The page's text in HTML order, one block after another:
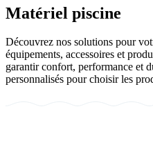
Matériel piscine
Découvrez nos solutions pour
équipements, accessoires et
garantir confort, performance et
personnalisés pour choisir les